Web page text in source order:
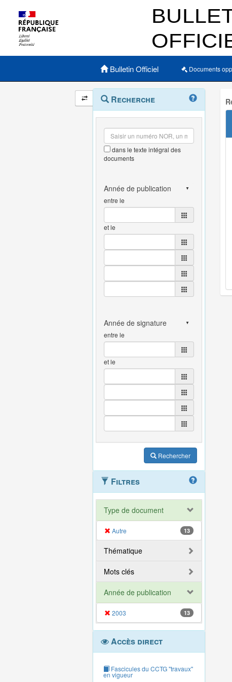
Menu principal
Bulletin Officiel Documents
Navigation
et
outils
annexes
Menu
contextuel
Recherche
dans le texte intégral des
documents
entre le
et le
entre le
et le
Rechercher
Filtres
Type de document
Autre 13
Thématique
Mots clés
Année de publication
2003 13
Accès direct
Fascicules du CCTG "travaux"
en vigueur